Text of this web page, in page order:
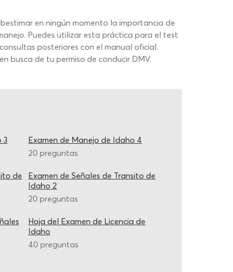
en ningún momento la importancia de
Puedes utilizar esta práctica para el test
posteriores con el manual oficial.
busca de tu permiso de conducir DMV.
3
Examen de Manejo de Idaho 4
20 preguntas
de
Examen de Señales de Transito de
Idaho 2
20 preguntas
Hoja del Examen de Licencia de
Idaho
40 preguntas